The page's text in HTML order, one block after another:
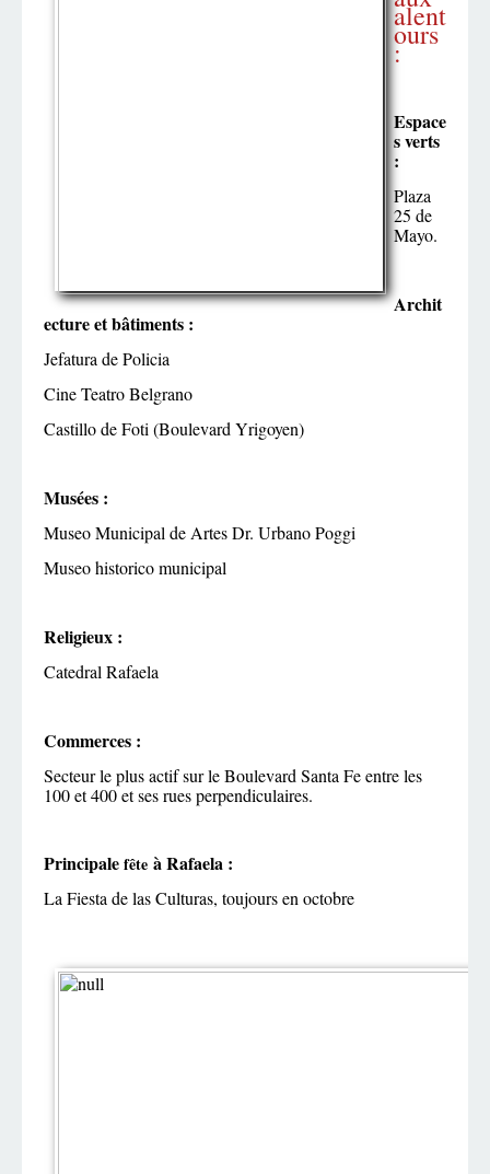
alent
ours
:
Espace
s verts
:
Plaza
25 de
Mayo.
Archit
ecture et bâtiments :
Jefatura de Policia
Cine Teatro Belgrano
Castillo de Foti (Boulevard Yrigoyen)
Musées :
Museo Municipal de Artes Dr. Urbano Poggi
Museo historico municipal
Religieux :
Catedral Rafaela
Commerces :
Secteur le plus actif sur le Boulevard Santa Fe entre les
100 et 400 et ses rues perpendiculaires.
Principalefête à Rafaela :
La Fiesta de las Culturas, toujours en octobre